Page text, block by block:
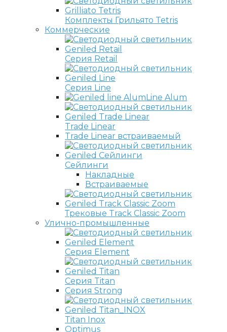
Комплекты Грильято Tetris
Коммерческие
Серия Retail
Серия Line
Line Alum
Trade Linear
Trade Linear встраиваемый
Сейлинги
Накладные
Встраиваемые
Трековые Track Classic Zoom
Улично-промышленные
Серия Element
Серия Titan
Серия Strong
Titan Inox
Optimus